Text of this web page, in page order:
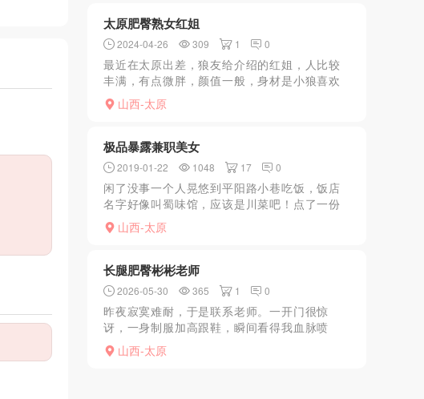
太原肥臀熟女红姐
2024-04-26 309 1 0
最近在太原出差，狼友给介绍的红姐，人比较
丰满，有点微胖，颜值一般，身材是小狼喜欢
的类型。开门后就穿着开档黑丝。大胸费臀大
屁股，照片有美颜也差不多，服务基本都有，
山西-太原
极品暴露兼职美女
2019-01-22 1048 17 0
闲了没事一个人晃悠到平阳路小巷吃饭，饭店
名字好像叫蜀味馆，应该是川菜吧！点了一份
盖浇饭，正吃着突然进来一位白衣女子，身材
高挑，红色丁字裤若隐若现，可惜当时只看见
山西-太原
长腿肥臀彬彬老师
2026-05-30 365 1 0
昨夜寂寞难耐，于是联系老师。一开门很惊
讶，一身制服加高跟鞋，瞬间看得我血脉喷
张，当即拍板交水费。老师很热情，主动当我
褪去衣物，贴心帮我挂起，屋内有闪烁的氛围
山西-太原